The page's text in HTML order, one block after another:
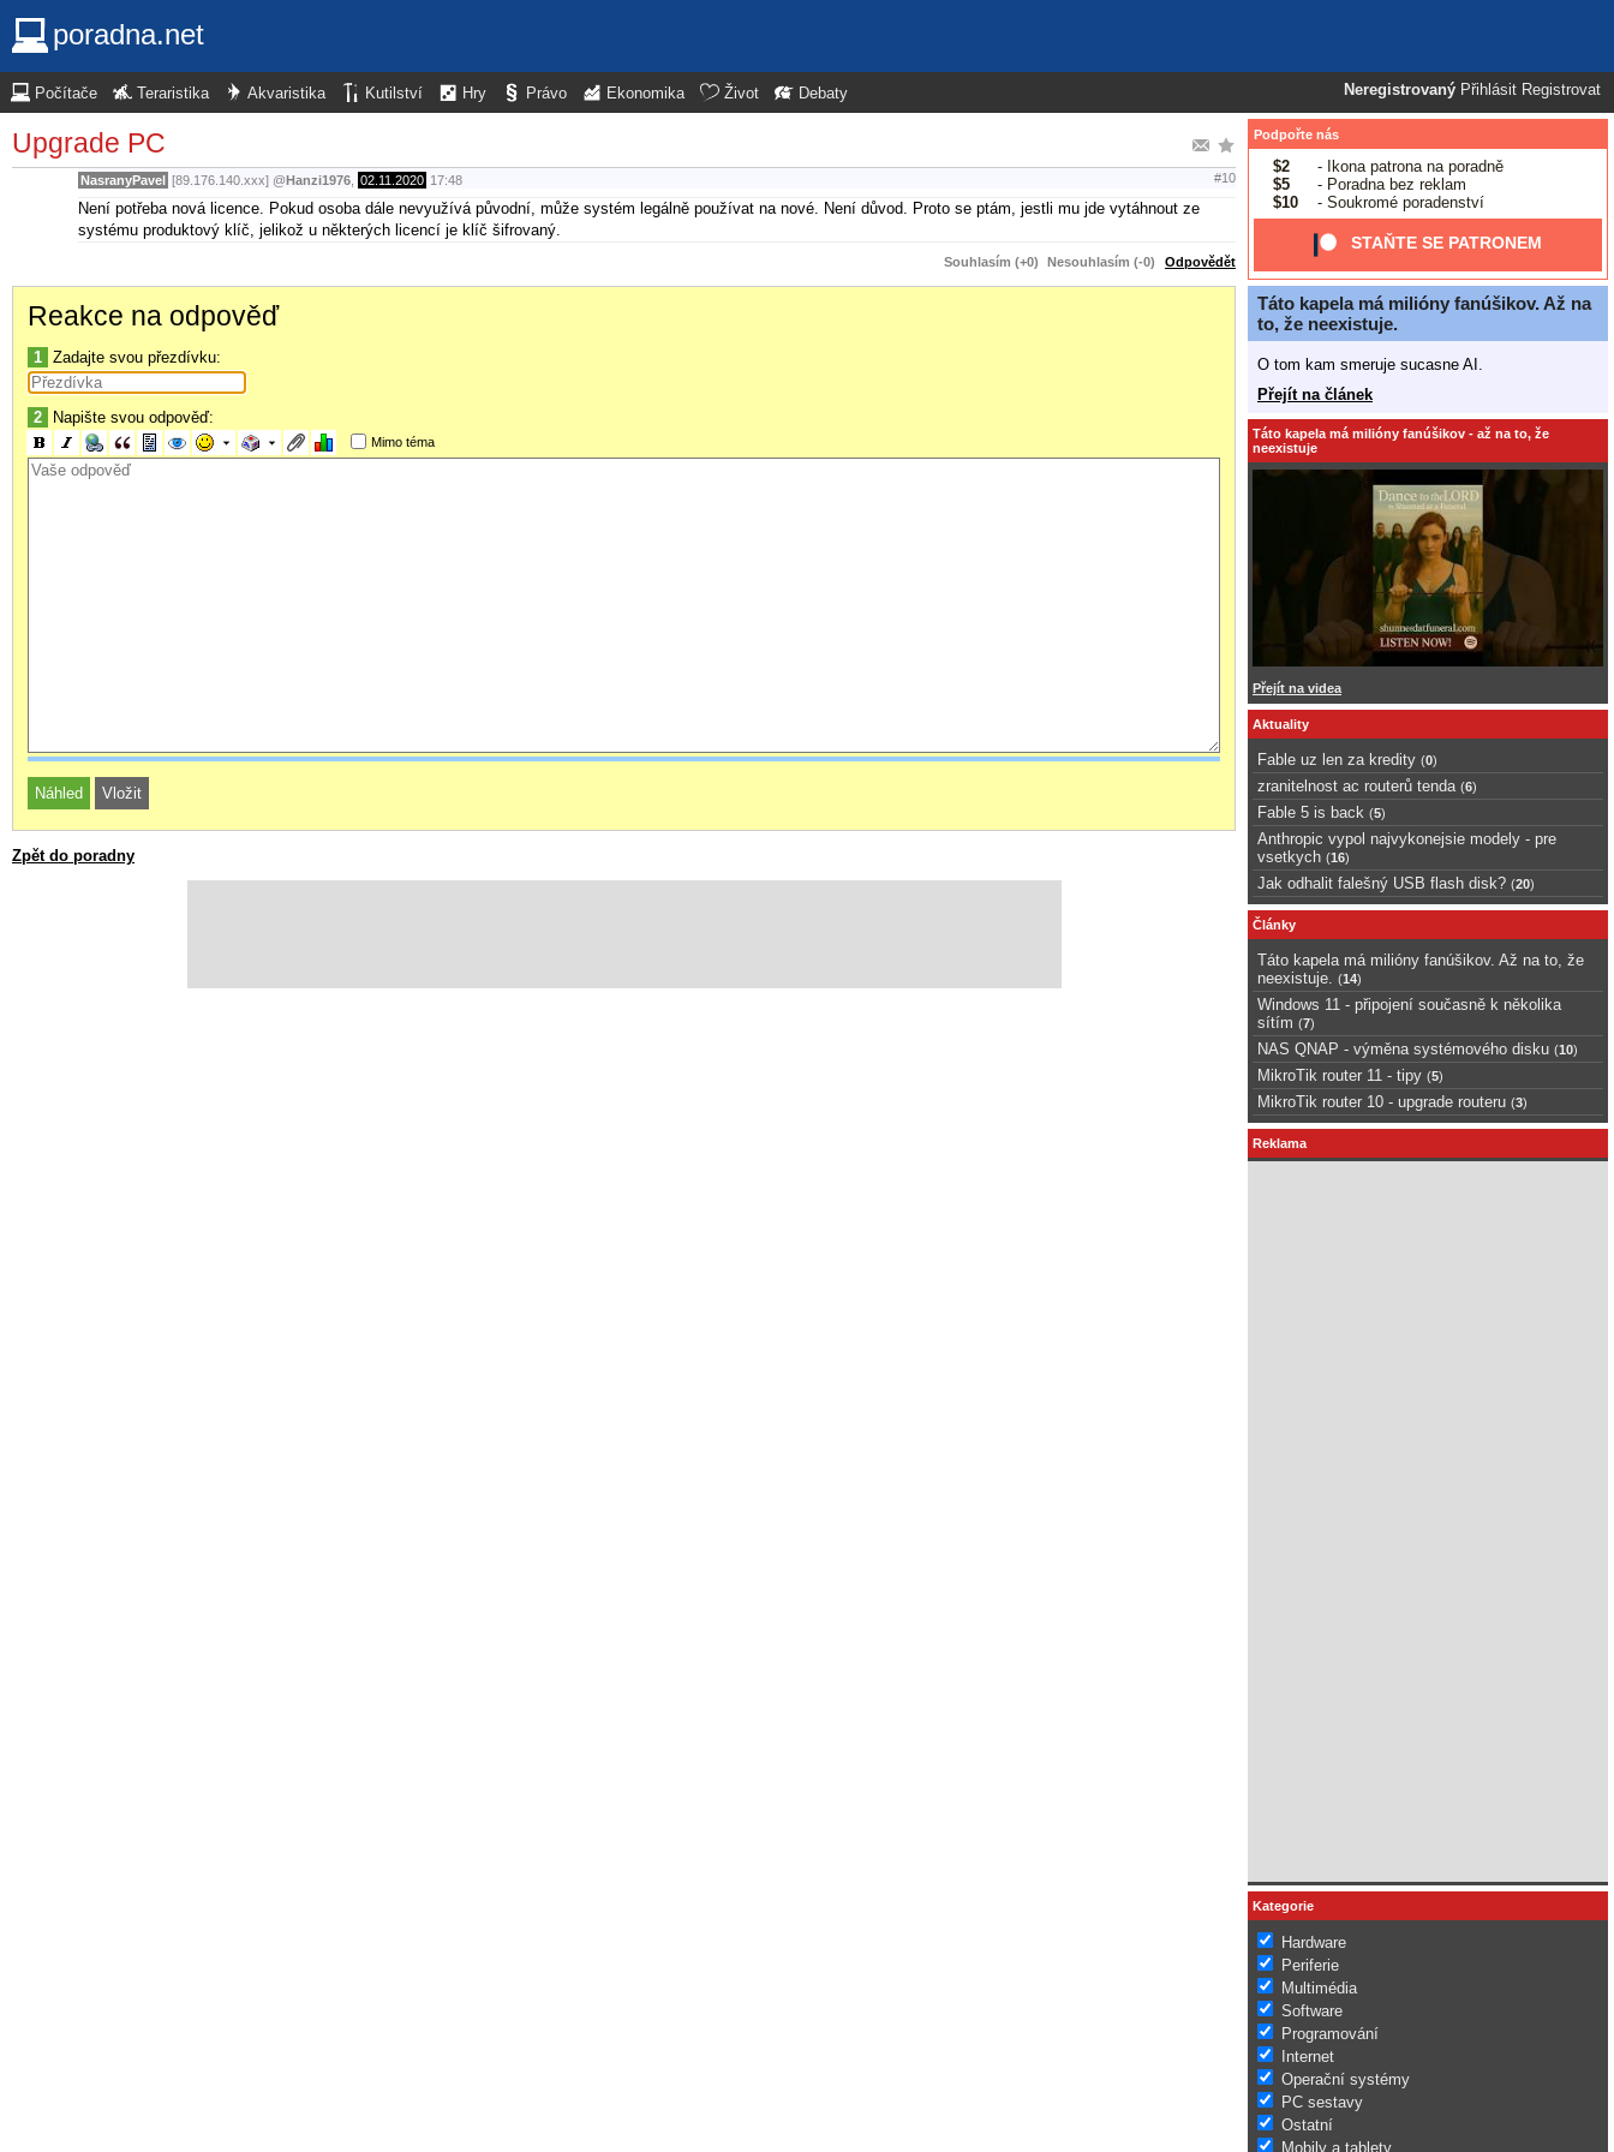
poradna.net
Neregistrovaný Přihlásit Registrovat
Počítače Teraristika Akvaristika Kutilství Hry Právo Ekonomika Život Debaty
Upgrade PC
NasranyPavel [89.176.140.xxx] @Hanzi1976 02.11.2020 17:48 #10
Není potřeba nová licence. Pokud osoba dále nevyužívá původní, může systém legálně používat na nové. Není důvod. Proto se ptám, jestli mu jde vytáhnout ze
systému produktový klíč, jelikož u některých licencí je klíč šifrovaný.
Souhlasím (+0) Nesouhlasím (-0) Odpovědět
Reakce na odpověď
1 Zadajte svou přezdívku:
2 Napište svou odpověď:
Mimo téma
Zpět do poradny
Podpořte nás
$2
- Ikona patrona na poradně
$5
- Poradna bez reklam
$10
- Soukromé poradenství
STAŇTE SE PATRONEM
Táto kapela má milióny fanúšikov. Až na
to, že neexistuje.
O tom kam smeruje sucasne AI.
Přejít na článek
Táto kapela má milióny fanúšikov - až na to, že
neexistuje
Přejít na videa
Aktuality
Fable uz len za kredity (0)
zranitelnost ac routerů tenda (6)
Fable 5 is back (5)
Anthropic vypol najvykonejsie modely - pre
vsetkych (16)
Jak odhalit falešný USB flash disk? (20)
Články
Táto kapela má milióny fanúšikov. Až na to, že
neexistuje.
(14)
Windows 11 - připojení současně k několika
sítím (7)
NAS QNAP - výměna systémového disku (10)
MikroTik router 11 - tipy (5)
MikroTik router 10 - upgrade routeru (3)
Reklama
Kategorie
Hardware
Periferie
Multimédia
Software
Programování
Internet
Operační systémy
PC sestavy
Ostatní
Mobily a tablety